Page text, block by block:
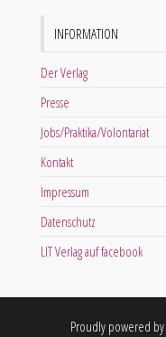
INFORMATION
Der Verlag
Presse
Jobs/Praktika/Volontariat
Kontakt
Impressum
Datenschutz
LIT Verlag auf facebook
Proudly powered by